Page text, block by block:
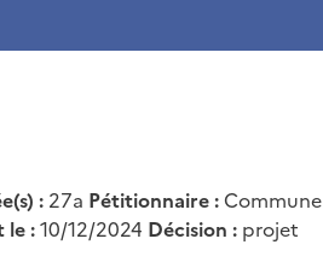
: 27a Pétitionnaire : Commune
le :10/12/2024 Décision : projet